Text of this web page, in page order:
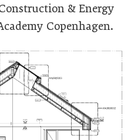
& Energy
Copenhagen.